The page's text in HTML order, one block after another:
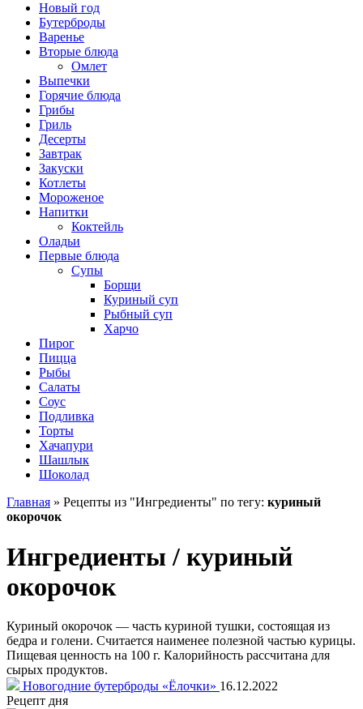
Новый год
Бутерброды
Варенье
Вторые блюда
Омлет
Выпечки
Горячие блюда
Грибы
Гриль
Десерты
Завтрак
Закуски
Котлеты
Мороженое
Напитки
Коктейль
Оладьи
Первые блюда
Супы
Борщи
Куриный суп
Рыбный суп
Харчо
Пирог
Пицца
Рыбы
Салаты
Соус
Подливка
Торты
Хачапури
Шашлык
Шоколад
Главная » Рецепты из "Ингредиенты" по тегу: куриный
окорочок
Ингредиенты / куриный
окорочок
Куриный окорочок — часть куриной тушки, состоящая из
бедра и голени. Считается наименее полезной частью курицы.
Пищевая ценность на 100 г. Калорийность рассчитана для
сырых продуктов.
Новогодние бутерброды «Ёлочки» 16.12.2022
Рецепт дня